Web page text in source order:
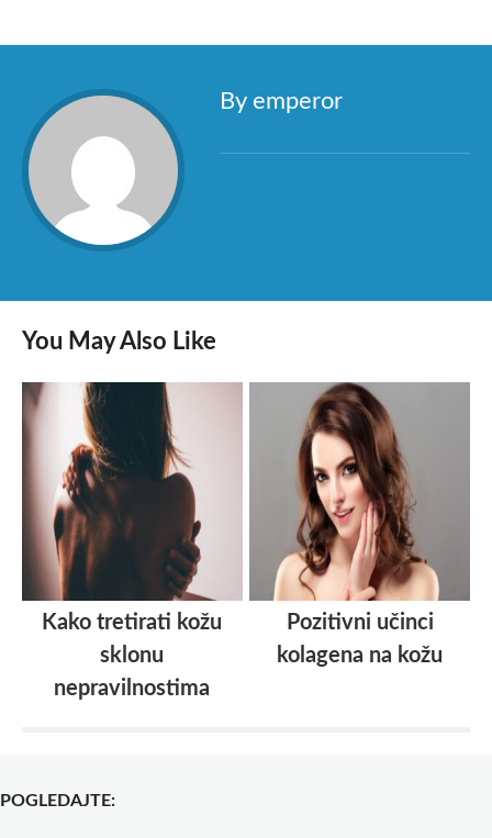
By emperor
You May Also Like
Kako tretirati kožu
sklonu
nepravilnostima
Pozitivni učinci
kolagena na kožu
POGLEDAJTE: